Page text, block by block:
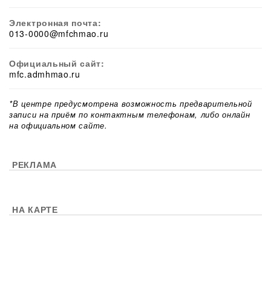
Электронная почта:
013-0000@mfchmao.ru
Официальный сайт:
mfc.admhmao.ru
*В центре предусмотрена возможность предварительной
записи на приём по контактным телефонам, либо онлайн
на официальном сайте.
РЕКЛАМА
НА КАРТЕ